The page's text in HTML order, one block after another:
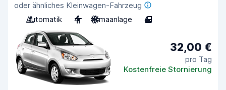
oder ähnliches Kleinwagen-Fahrzeug
Automatik
4 Klimaanlage 4
32,00 €
pro Tag
Kostenfreie Stornierung